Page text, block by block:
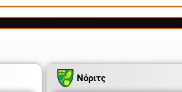
Νόριτς